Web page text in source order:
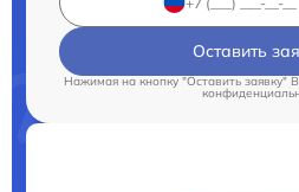
Оставить
Нажимая на кнопку "Оставить заявку"